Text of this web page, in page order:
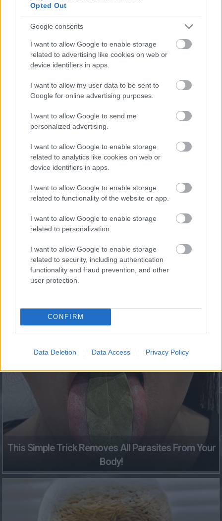
Opted Out
Google consents
I want to allow Google to enable storage
related to advertising like cookies on web or
device identifiers in apps.
I want to allow my user data to be sent to
Google for online advertising purposes.
I want to allow Google to send me
personalized advertising.
I want to allow Google to enable storage
related to analytics like cookies on web or
device identifiers in apps.
I want to allow Google to enable storage
related to functionality of the website or app.
I want to allow Google to enable storage
related to personalization.
I want to allow Google to enable storage
related to security, including authentication
functionality and fraud prevention, and other
user protection.
CONFIRM
Data Deletion Data Access Privacy Policy
Find Papillomas On Your Neck Or Armpit? It's The First
Stage Of...
Fungus Is A Parasite, And It Dies From A Drop Of
Dries Up And Falls Off After The First Use
This Simple Trick Removes All Parasites From Your
Body!